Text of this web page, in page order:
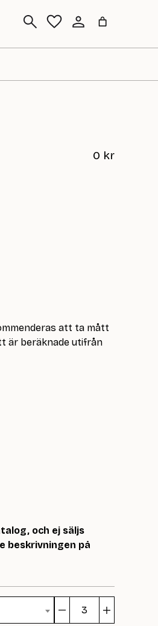
0 kr
att ta mått
är beräknade utifrån
och ej säljs
beskrivningen på